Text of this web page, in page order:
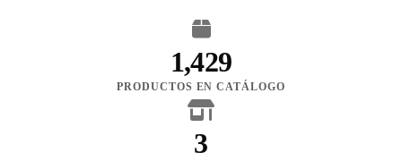
1,429
PRODUCTOS EN CATÁLOGO
3